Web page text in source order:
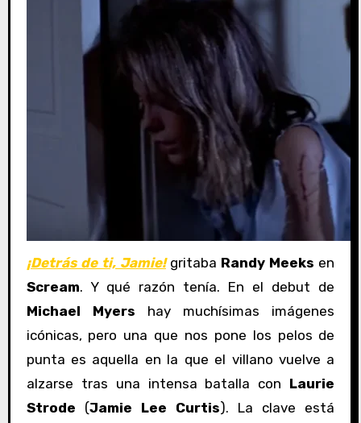
¡Detrás de ti, Jamie!gritaba Randy Meeks en
Scream. Y qué razón tenía. En el debut de
Michael Myers hay muchísimas imágenes
icónicas, pero una que nos pone los pelos de
punta es aquella en la que el villano vuelve a
alzarse tras una intensa batalla con Laurie
Strode (Jamie Lee Curtis). La clave está